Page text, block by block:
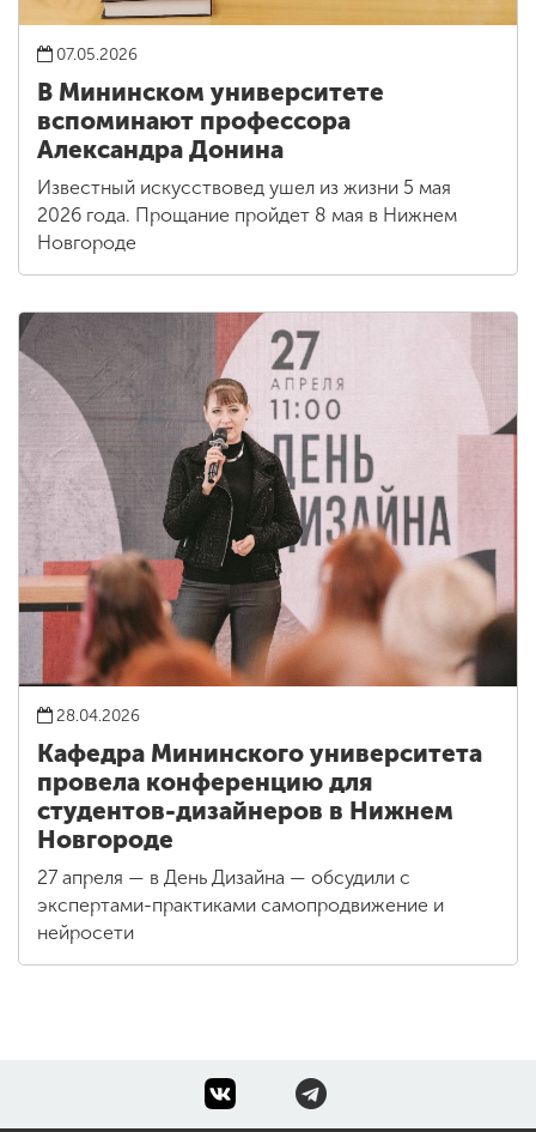
07.05.2026
В Мининском университете
вспоминают профессора
Александра Донина
Известный искусствовед ушел из жизни 5 мая
2026 года. Прощание пройдет 8 мая в Нижнем
Новгороде
28.04.2026
Кафедра Мининского университета
провела конференцию для
студентов-дизайнеров в Нижнем
Новгороде
27 апреля — в День Дизайна — обсудили с
экспертами-практиками самопродвижение и
нейросети